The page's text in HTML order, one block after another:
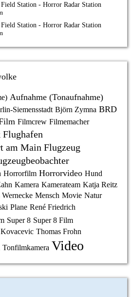
Station - Horror Radar Station
Station - Horror Radar Station
Aufnahme (Tonaufnahme)
Siemensstadt Björn Zymna BRD
Filmcrew Filmemacher
Flughafen
am Main Flugzeug
Horrorfilm Horrorvideo Hund
Kamera Kamerateam Katja Reitz
Mensch Movie Natur
Plane René Friedrich
Super 8 Super 8 Film
Kovacevic Thomas Frohn
Tonfilmkamera Video